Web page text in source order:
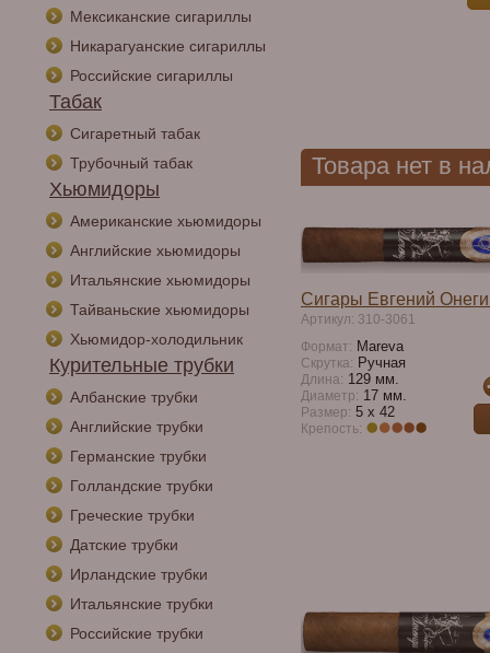
Мексиканские сигариллы
Никарагуанские сигариллы
Российские сигариллы
Табак
Сигаретный табак
Трубочный табак
Хьюмидоры
Американские хьюмидоры
Английские хьюмидоры
Итальянские хьюмидоры
Тайваньские хьюмидоры
Хьюмидор-холодильник
Курительные трубки
Албанские трубки
Английские трубки
Германские трубки
Голландские трубки
Греческие трубки
Датские трубки
Ирландские трубки
Итальянские трубки
Российские трубки
Товара нет в
Сигары Евгений
Артикул: 310-3061
Формат: Mareva
Скрутка: Ручная
Длина: 129 мм.
Диаметр: 17 мм.
Размер: 5 x 42
Крепость: